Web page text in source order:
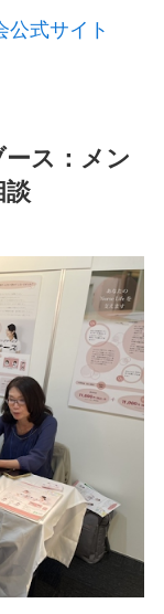
式サイト
ス：メン
談